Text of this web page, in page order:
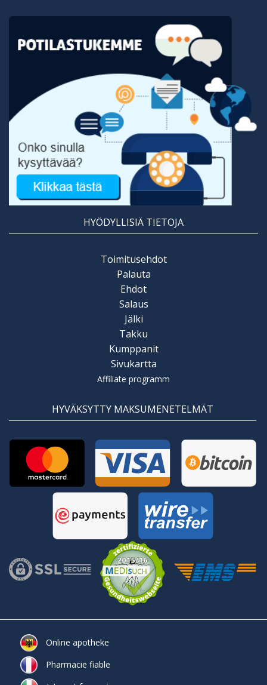
HYÖDYLLISIÄ TIETOJA
Toimitusehdot
Palauta
Ehdot
Salaus
Jälki
Takku
Kumppanit
Sivukartta
Affiliate programm
HYVÄKSYTTY MAKSUMENETELMÄT
Online apotheke
Pharmacie fiable